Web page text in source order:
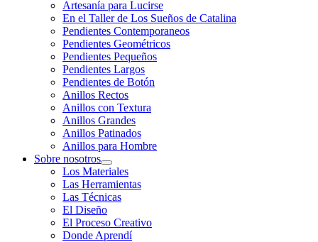
Artesanía para Lucirse
En el Taller de Los Sueños de Catalina
Pendientes Contemporaneos
Pendientes Geométricos
Pendientes Pequeños
Pendientes Largos
Pendientes de Botón
Anillos Rectos
Anillos con Textura
Anillos Grandes
Anillos Patinados
Anillos para Hombre
Sobre nosotros
Los Materiales
Las Herramientas
Las Técnicas
El Diseño
El Proceso Creativo
Donde Aprendí